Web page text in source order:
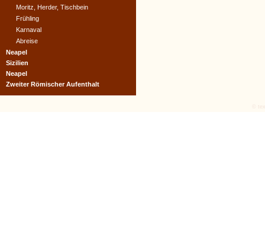
Moritz, Herder, Tischbein
Frühling
Karnaval
Abreise
Neapel
Sizilien
Neapel
Zweiter Römischer Aufenthalt